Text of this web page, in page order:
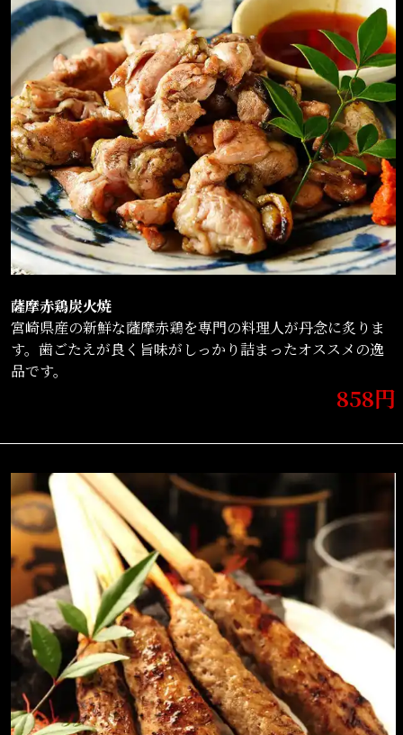
薩摩赤鶏炭火焼
宮崎県産の新鮮な薩摩赤鶏を専門の料理人が丹念に炙りま
す。歯ごたえが良く旨味がしっかり詰まったオススメの逸
品です。
858円